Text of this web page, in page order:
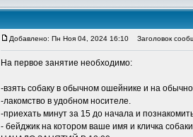
Добавлено: Пн Ноя 04, 2024 16:10 Заголовок
На первое занятие необходимо:
-взять собаку в обычном ошейнике и на
-лакомство в удобном носителе.
-приехать минут за 15 до начала и
- бейджик на котором ваше имя и кличка